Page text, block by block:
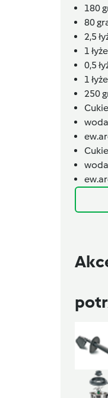
180
80
2,5
1
0,5
1
250